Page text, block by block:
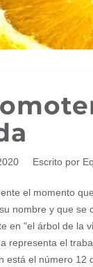
Escrito por
el momento
nombre y que se
en "el árbol de la
representa el
está el número 12